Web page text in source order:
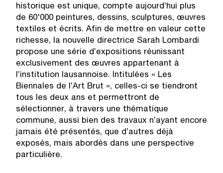
historique est unique, compte aujourd’hui plus
de 60'000 peintures, dessins, sculptures, œuvres
textiles et écrits. Afin de mettre en valeur cette
richesse, la nouvelle directrice Sarah Lombardi
propose une série d’expositions réunissant
exclusivement des œuvres appartenant à
l’institution lausannoise. Intitulées « Les
Biennales de l’Art Brut », celles-ci se tiendront
tous les deux ans et permettront de
sélectionner, à travers une thématique
commune, aussi bien des travaux n’ayant encore
jamais été présentés, que d’autres déjà
exposés, mais abordés dans une perspective
particulière.